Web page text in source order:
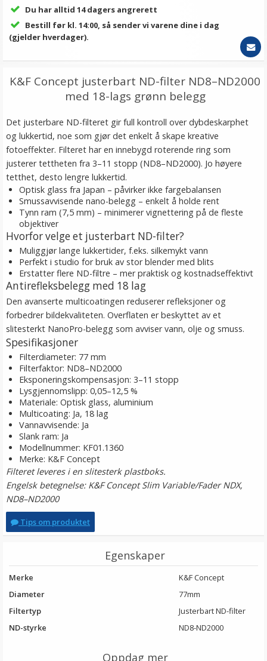
Du har alltid 14 dagers angrerett
Bestill før kl. 14:00, så sender vi varene dine i dag
(gjelder hverdager).
K&F Concept justerbart ND-filter ND8–ND2000
med 18-lags grønn belegg
Det justerbare ND-filteret gir full kontroll over dybdeskarphet
og lukkertid, noe som gjør det enkelt å skape kreative
fotoeffekter. Filteret har en innebygd roterende ring som
justerer tettheten fra 3–11 stopp (ND8–ND2000). Jo høyere
tetthet, desto lengre lukkertid.
Optisk glass fra Japan – påvirker ikke fargebalansen
Smussavvisende nano-belegg – enkelt å holde rent
Tynn ram (7,5 mm) – minimerer vignettering på de fleste
objektiver
Hvorfor velge et justerbart ND-filter?
Muliggjør lange lukkertider, f.eks. silkemykt vann
Perfekt i studio for bruk av stor blender med blits
Erstatter flere ND-filtre – mer praktisk og kostnadseffektivt
Antirefleksbelegg med 18 lag
Den avanserte multicoatingen reduserer refleksjoner og
forbedrer bildekvaliteten. Overflaten er beskyttet av et
slitesterkt NanoPro-belegg som avviser vann, olje og smuss.
Spesifikasjoner
Filterdiameter: 77 mm
Filterfaktor: ND8–ND2000
Eksponeringskompensasjon: 3–11 stopp
Lysgjennomslipp: 0,05–12,5 %
Materiale: Optisk glass, aluminium
Multicoating: Ja, 18 lag
Vannavvisende: Ja
Slank ram: Ja
Modellnummer: KF01.1360
Merke: K&F Concept
Filteret leveres i en slitesterk plastboks.
Engelsk betegnelse: K&F Concept Slim Variable/Fader NDX,
ND8–ND2000
Tips om produktet
Egenskaper
Merke
K&F Concept
Diameter
77mm
Filtertyp
Justerbart ND-filter
ND-styrke
ND8-ND2000
Oppdag mer